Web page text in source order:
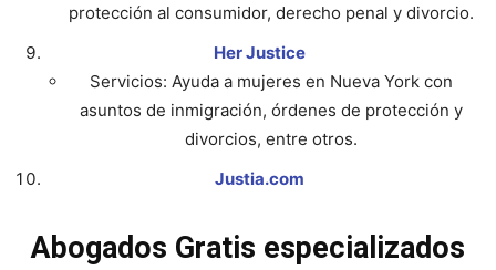
protección al consumidor, derecho penal y divorcio.
Her Justice
Servicios: Ayuda a mujeres en Nueva York con
asuntos de inmigración, órdenes de protección y
divorcios, entre otros.
Justia.com
Abogados Gratis especializados